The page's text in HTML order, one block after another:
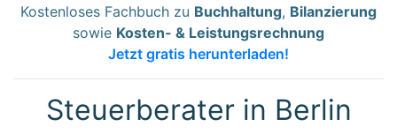
Kostenloses Fachbuch zu Buchhaltung, Bilanzierung
sowie Kosten- & Leistungsrechnung
Jetzt gratis herunterladen!
Steuerberater in Berlin